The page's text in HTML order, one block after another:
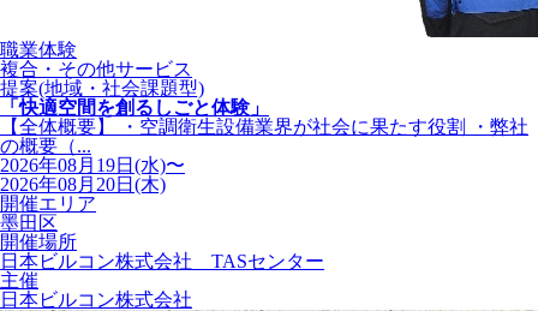
職業体験
複合・その他サービス
提案(地域・社会課題型)
「快適空間を創るしごと体験」
【全体概要】 ・空調衛生設備業界が社会に果たす役割 ・弊社
の概要（...
2026年08月19日(水)〜
2026年08月20日(木)
開催エリア
墨田区
開催場所
日本ビルコン株式会社 TASセンター
主催
日本ビルコン株式会社